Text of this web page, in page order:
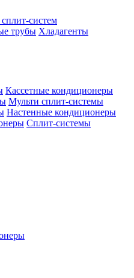
систем
трубы Хладагенты
Кассетные кондиционеры
Мульти сплит-системы
Настенные кондиционеры
Сплит-системы